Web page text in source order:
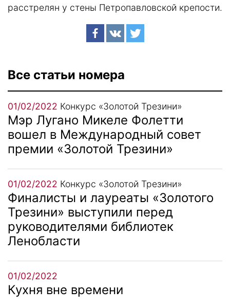
расстрелян у стены Петропавловской крепости.
Все статьи номера
01/02/2022 Конкурс «Золотой Трезини»
Мэр Лугано Микеле Фолетти
вошел в Международный совет
премии «Золотой Трезини»
01/02/2022 Конкурс «Золотой Трезини»
Финалисты и лауреаты «Золотого
Трезини» выступили перед
руководителями библиотек
Ленобласти
01/02/2022
Кухня вне времени